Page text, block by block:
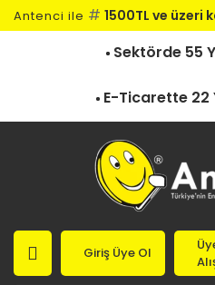
Antenci ile # 1500TL ve üzeri
Sektörde 55
E-Ticarette 22
Giriş Üye Ol